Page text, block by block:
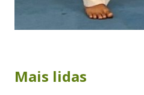
Mais lidas